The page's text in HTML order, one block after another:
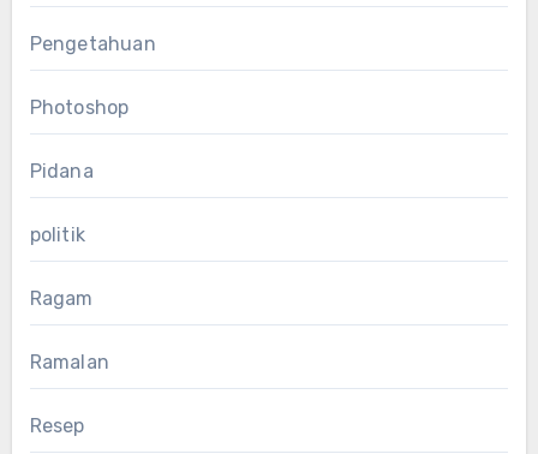
Pengetahuan
Photoshop
Pidana
politik
Ragam
Ramalan
Resep